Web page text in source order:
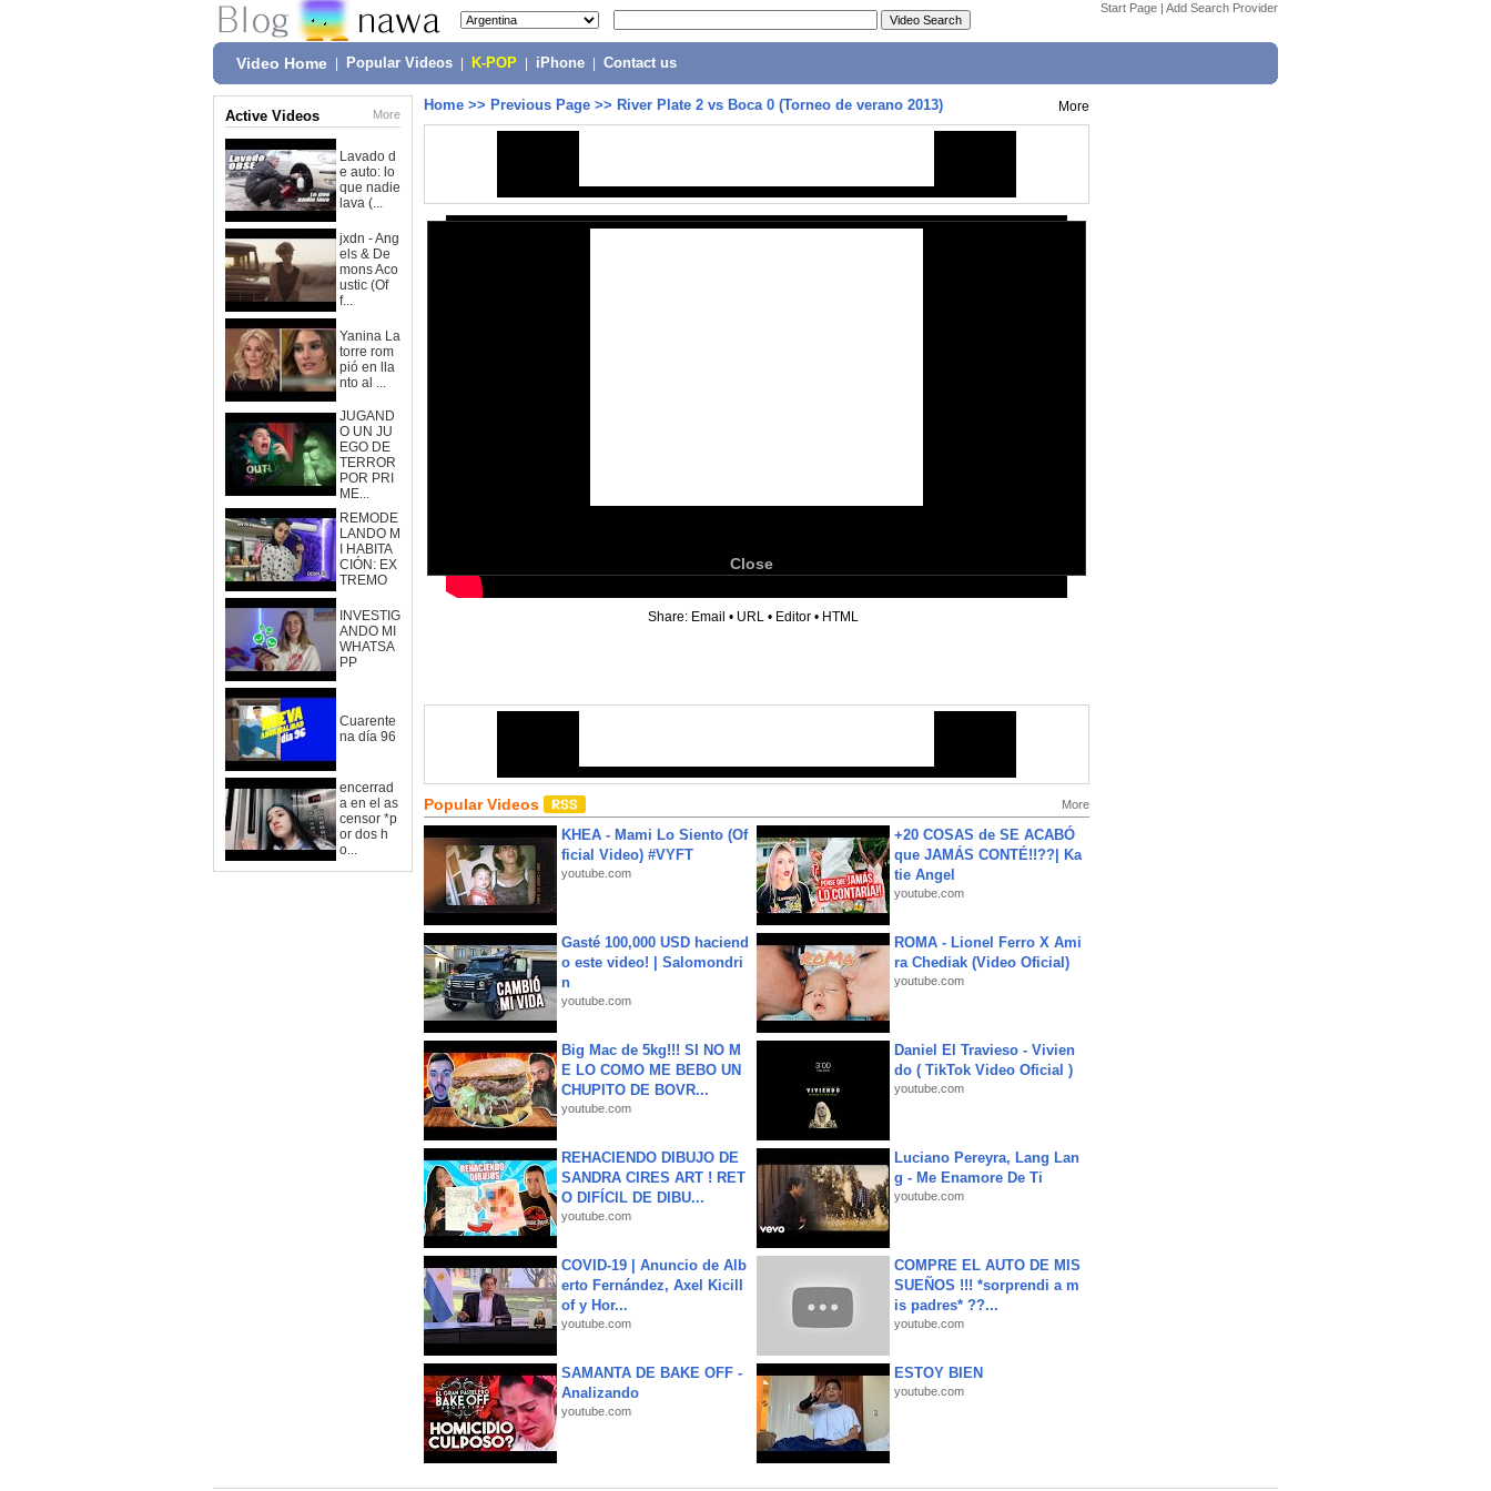
Start Page | Add Search Provider
Video Home Popular Videos K-POP iPhone Contact us
Active Videos More
Lavado d
e auto: lo
que nadie
lava (...
jxdn - Ang
els & De
mons Aco
ustic (Of
f...
Yanina La
torre rom
pió en lla
nto al ...
JUGAND
O UN JU
EGO DE
TERROR
POR PRI
ME...
REMODE
LANDO M
I HABITA
CIÓN: EX
TREMO
INVESTIG
ANDO MI
WHATSA
PP
Cuarente
na día 96
encerrad
a en el as
censor *p
or dos h
o...
Home >> Previous Page >> River Plate 2 vs Boca 0 (Torneo de verano 2013) More
Close
Share: Email • URL • Editor • HTML
Popular Videos More
KHEA - Mami Lo Siento (Of
ficial Video) #VYFT
youtube.com
+20 COSAS de SE ACABÓ
que JAMÁS CONTÉ!!??| Ka
tie Angel
youtube.com
Gasté 100,000 USD haciend
o este video! | Salomondri
n
youtube.com
ROMA - Lionel Ferro X Ami
ra Chediak (Video Oficial)
youtube.com
Big Mac de 5kg!!! SI NO M
E LO COMO ME BEBO UN
CHUPITO DE BOVR...
youtube.com
Daniel El Travieso - Vivien
do ( TikTok Video Oficial )
youtube.com
REHACIENDO DIBUJO DE
SANDRA CIRES ART ! RET
O DIFÍCIL DE DIBU...
youtube.com
Luciano Pereyra, Lang Lan
g - Me Enamore De Ti
youtube.com
COVID-19 | Anuncio de Alb
erto Fernández, Axel Kicill
of y Hor...
youtube.com
COMPRE EL AUTO DE MIS
SUEÑOS !!! *sorprendi a m
is padres* ??...
youtube.com
SAMANTA DE BAKE OFF -
Analizando
youtube.com
ESTOY BIEN
youtube.com